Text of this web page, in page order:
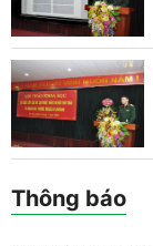
Thông báo